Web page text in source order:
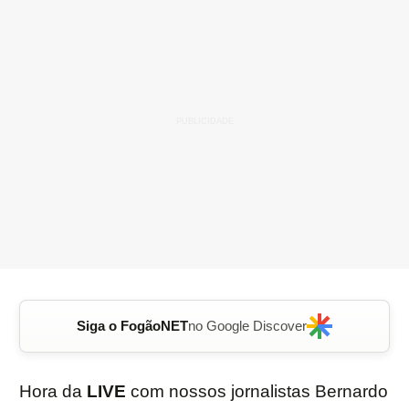
Siga o FogãoNETno Google Discover
Hora da LIVE com nossos jornalistas Bernardo